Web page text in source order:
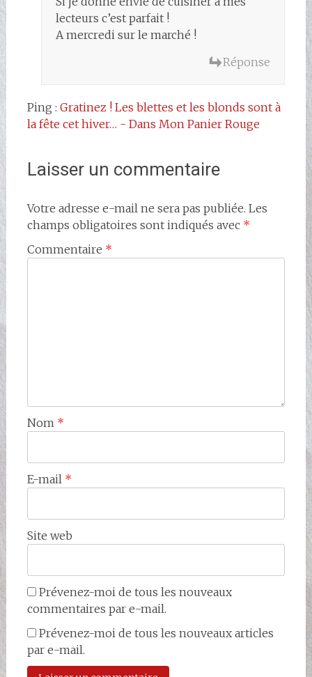
lecteurs c’est parfait !
A mercredi sur le marché !
Réponse
Ping : Gratinez ! Les blettes et les blonds sont à
la fête cet hiver… - Dans Mon Panier Rouge
Laisser un commentaire
Votre adresse e-mail ne sera pas publiée. Les
champs obligatoires sont indiqués avec *
Commentaire *
Nom *
E-mail *
Site web
Prévenez-moi de tous les nouveaux
commentaires par e-mail.
Prévenez-moi de tous les nouveaux articles
par e-mail.